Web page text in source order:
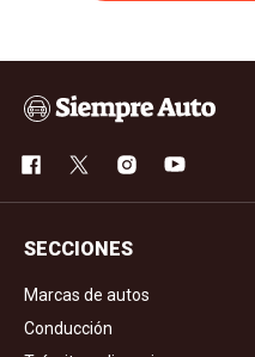
SECCIONES
Marcas de autos
Conducción